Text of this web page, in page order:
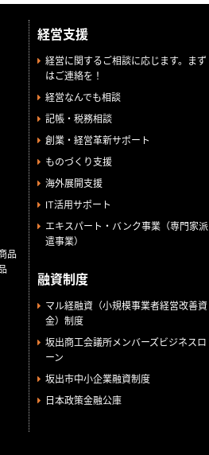
品
経営支援
経営に関するご相談に応じます。まず
はご連絡を！
経営なんでも相談
記帳・税務相談
創業・経営革新サポート
ものづくり支援
海外展開支援
IT活用サポート
エキスパート・バンク事業（専門家派
遣事業）
融資制度
マル経融資（小規模事業者経営改善資
金）制度
坂出商工会議所メンバーズビジネスロ
ーン
坂出市中小企業融資制度
日本政策金融公庫